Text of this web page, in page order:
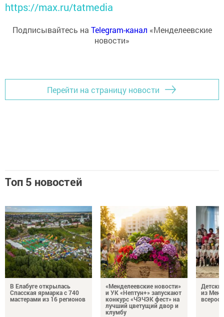
https://max.ru/tatmedia
Подписывайтесь на Telegram-канал «Менделеевские
новости»
Перейти на страницу новости
Топ 5 новостей
В Елабуге открылась
Спасская ярмарка с 740
мастерами из 16 регионов
«Менделеевские новости»
и УК «Нептун+» запускают
конкурс «ЧЭЧЭК фест» на
лучший цветущий двор и
клумбу
из